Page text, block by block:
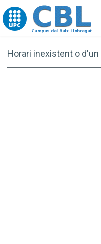
Go to upc.edu
Horari inexistent o